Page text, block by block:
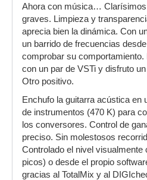
Ahora con música…
graves. Limpieza y
aprecia bien la dinámica. Con
un barrido de frecuencias
comprobar su comportamiento.
con un par de VSTi y disfruto
Otro positivo.
Enchufo la guitarra acústica en
de instrumentos (470 K) para
los conversores. Control de
preciso. Sin molestosos
Controlado el nivel visualmente
picos) o desde el propio
gracias al TotalMix y al